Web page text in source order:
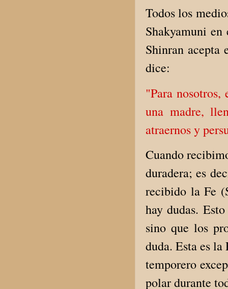
Todos los
Shakyamuni
Shinran acepta
dice:
"Para
una madre,
atraernos y
Cuando
duradera; es
recibido la Fe
hay dudas.
sino que los
duda. Esta es
temporero
polar durante